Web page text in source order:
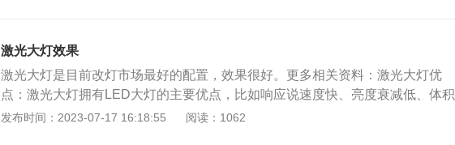
激光大灯效果
激光大灯是目前改灯市场最好的配置，效果很好。更多相关资料：激光大灯优
点：激光大灯拥有LED大灯的主要优点，比如响应说速度快、亮度衰减低、体积
小、能耗低、寿命长等等。此外，比LED大灯更明显的好处在于：激光大灯总成
发布时间：2023-07-17 16:18:55 阅读：1062